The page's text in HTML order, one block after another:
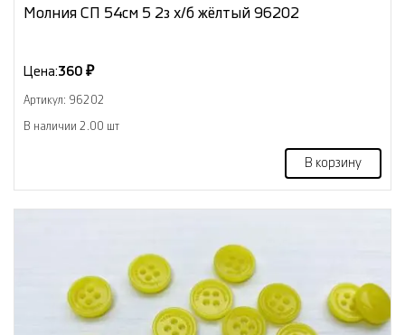
Молния СП 54см 5 2з х/б жёлтый 96202
Цена:360 ₽
Артикул: 96202
В наличии 2.00 шт
В корзину